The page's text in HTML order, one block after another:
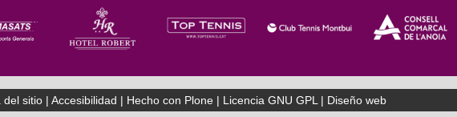
del sitio |Accesibilidad | Hecho con Plone | Licencia GNU GPL | Diseño web